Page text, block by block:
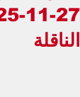
الناقلة